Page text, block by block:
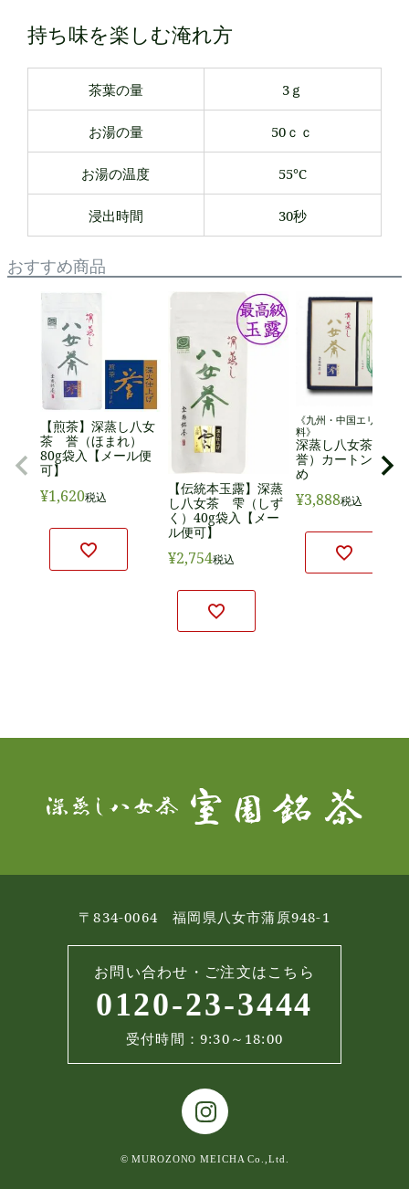
持ち味を楽しむ淹れ方
茶葉の量 3ｇ
お湯の量 50ｃｃ
お湯の温度 55℃
浸出時間 30秒
おすすめ商品
【煎茶】深蒸し八女
茶 誉（ほまれ）
80g袋入【メール便
可】
¥1,620税込
【伝統本玉露】深蒸
し八女茶 雫（しず
く）40g袋入【メー
ル便可】
¥2,754税込
《九州・中国エリア送料
料》
深蒸し八女茶（峰
誉）カートン２本
め
¥3,888税込
〒834-0064 福岡県八女市蒲原948-1
お問い合わせ・ご注文はこちら
0120-23-3444
受付時間：9:30～18:00
© MUROZONO MEICHA Co.,Ltd.